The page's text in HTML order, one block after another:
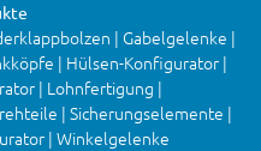
| Gabelgelenke |
| Hülsen-Konfigurator |
| Lohnfertigung |
| Sicherungselemente |
| Winkelgelenke